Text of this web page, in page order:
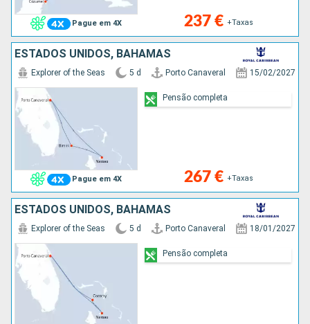
Pague em 4X 237 € +Taxas
ESTADOS UNIDOS, BAHAMAS
Pague em 4X
Explorer of the Seas 5 d Porto Canaveral 15/02/2027
267 € +Taxas
Pensão completa
ESTADOS UNIDOS, BAHAMAS
Explorer of the Seas 5 d Porto Canaveral 18/01/2027
Pensão completa